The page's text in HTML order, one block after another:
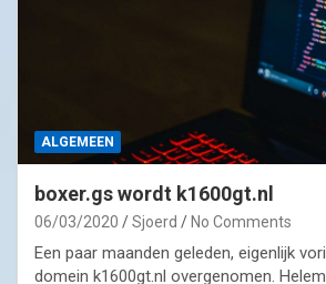
ALGEMEEN
boxer.gs wordt k1600gt.nl
06/03/2020 Sjoerd No Comments
Een paar maanden geleden, eigenlijk
domein k1600gt.nl overgenomen.